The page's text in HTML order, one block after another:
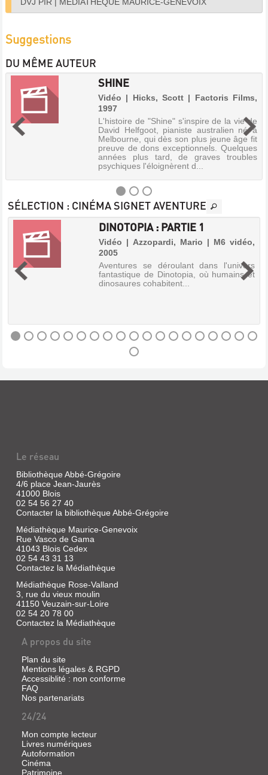
Suggestions
DU MÊME AUTEUR
SHINE
Vidéo | Hicks, Scott | Factoris Films,
1997
L'histoire de "Shine" s'inspire de la vie de
David Helfgoot, pianiste australien né à
Melbourne, qui dès son plus jeune âge fit
preuve de dons exceptionnels. Quelques
années plus tard, de graves troubles
psychiques l'éloignèrent d...
SHINE
Hicks,
Scott
L'histoire
de
la
à
Melbourne,
qui
dès
son
plus
jeune
âge
preuve
de
dons
exceptionnels.
Quelques
plus
tard,
de
graves
troubles
l'éloignèrent
PIRATES
CARAÏBES
LE
SÉLECTION : CINÉMA SIGNET AVENTURE
DINOTOPIA : PARTIE 1
Vidéo | Azzopardi, Mario | M6 vidéo,
2005
Aventures se déroulant dans l'univers
fantastique de Dinotopia, où humains et
dinosaures cohabitent...
|
vidéo,
2005
Aventures
se
dans
l'univers
fantastique
de
Dinotopia,
humains
et
dinosaures
cohabitent...
L'ÎLE
MYSTÉRIEUSE
Vidéo
Bardem,
Juan
Studio
Canal,
1973
Le réseau
Bibliothèque Abbé-Grégoire
4/6 place Jean-Jaurès
41000 Blois
02 54 56 27 40
Contacter la bibliothèque Abbé-Grégoire
Médiathèque Maurice-Genevoix
Rue Vasco de Gama
41043 Blois Cedex
02 54 43 31 13
Contactez la Médiathèque
Médiathèque Rose-Valland
3, rue du vieux moulin
41150 Veuzain-sur-Loire
02 54 20 78 00
Contactez la Médiathèque
A propos du site
Plan du site
Mentions légales & RGPD
Accessiblité : non conforme
FAQ
Nos partenariats
24/24
Mon compte lecteur
Livres numériques
Autoformation
Cinéma
Patrimoine